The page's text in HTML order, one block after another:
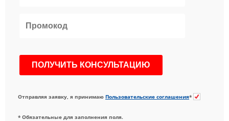
Отправляя заявку, я принимаю Пользовательские соглашения*
* Обязательные для заполнения поля.